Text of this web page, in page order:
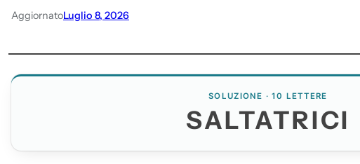
AggiornatoLuglio 8, 2026
SOLUZIONE · 10 LETTERE
SALTATRICI